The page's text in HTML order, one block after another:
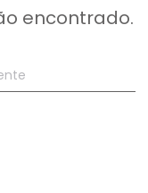
encontrado.